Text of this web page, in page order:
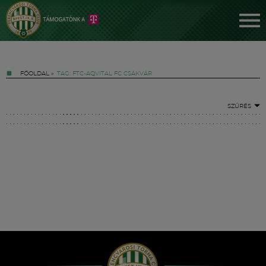
FŐOLDAL » TAG: FTC-AQVITAL FC CSÁKVÁR
SZŰRÉS
Hírek